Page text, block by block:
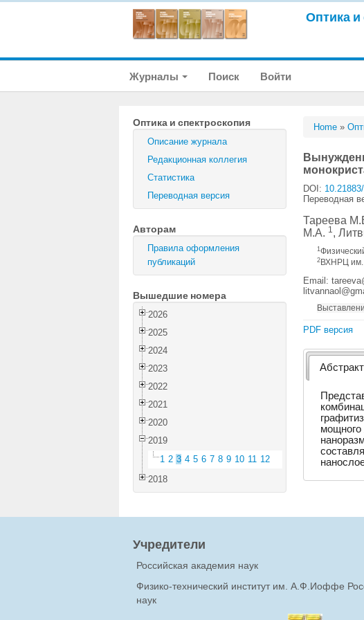
Оптика и
Журналы Поиск Войти
Оптика и спектроскопия
Описание журнала
Редакционная коллегия
Статистика
Переводная версия
Авторам
Правила оформления
публикаций
Вышедшие номера
2026
2025
2024
2023
2022
2021
2020
2019
1 2 3 4 5 6 7 8 9 10 11 12
2018
Home »
DOI:
Переводная
Тареева
М.А. 1,
1
2 ВХНРЦ им.
Email:
PDF версия
Абстракт
мощного
Учредители
Российская академия наук
Физико-технический институт им. А.Ф.Иоффе
наук